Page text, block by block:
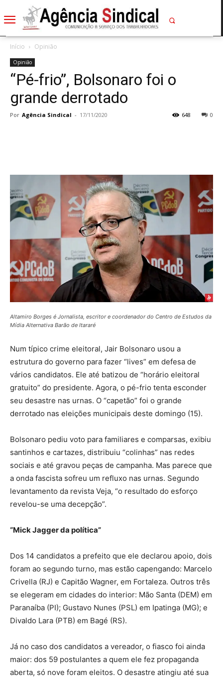
Início Opinião
Opinião
“Pé-frio”, Bolsonaro foi o
grande derrotado
Por Agência Sindical - 17/11/2020 0
648
Altamiro Borges é Jornalista, escritor e coordenador do Centro de Estudos da
Mídia Alternativa Barão de Itararé
Num típico crime eleitoral, Jair Bolsonaro usou a
estrutura do governo para fazer “lives” em defesa de
vários candidatos. Ele até batizou de “horário eleitoral
gratuito” do presidente. Agora, o pé-frio tenta esconder
seu desastre nas urnas. O “capetão” foi o grande
derrotado nas eleições municipais deste domingo (15).
Bolsonaro pediu voto para familiares e comparsas, exibiu
santinhos e cartazes, distribuiu “colinhas” nas redes
sociais e até gravou peças de campanha. Mas parece que
a onda fascista sofreu um refluxo nas urnas. Segundo
levantamento da revista Veja, “o resultado do esforço
revelou-se uma decepção”.
“Mick Jagger da política”
Dos 14 candidatos a prefeito que ele declarou apoio, dois
foram ao segundo turno, mas estão capengando: Marcelo
Crivella (RJ) e Capitão Wagner, em Fortaleza. Outros três
se elegeram em cidades do interior: Mão Santa (DEM) em
Paranaíba (PI); Gustavo Nunes (PSL) em Ipatinga (MG); e
Divaldo Lara (PTB) em Bagé (RS).
Já no caso dos candidatos a vereador, o fiasco foi ainda
maior: dos 59 postulantes a quem ele fez propaganda
aberta, só nove foram eleitos. O desastre atingiu até sua